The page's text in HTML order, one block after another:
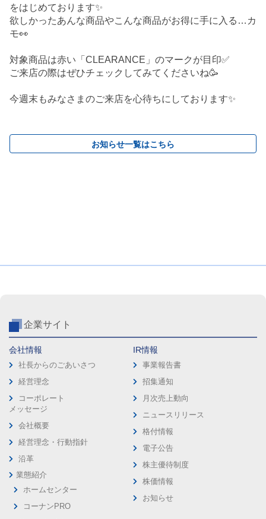
をはじめております✨
欲しかったあんな商品やこんな商品がお得に手に入る…カ
モ👀
対象商品は赤い「CLEARANCE」のマークが目印✅
ご来店の際はぜひチェックしてみてくださいね🥳
今週末もみなさまのご来店を心待ちにしております✨
お知らせ一覧はこちら
企業サイト
会社情報
社長からのごあいさつ
経営理念
コーポレート
メッセージ
会社概要
経営理念・行動指針
沿革
業態紹介
ホームセンター
コーナンPRO
IR情報
事業報告書
招集通知
月次売上動向
ニュースリリース
格付情報
電子公告
株主優待制度
株価情報
お知らせ